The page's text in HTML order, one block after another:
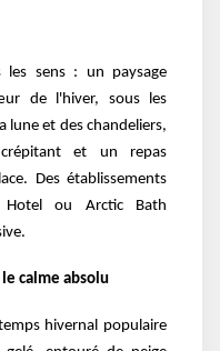
les sens : un paysage
de l'hiver, sous les
lune et des chandeliers,
et un repas
Des établissements
Hotel ou Arctic Bath
le calme absolu
hivernal populaire